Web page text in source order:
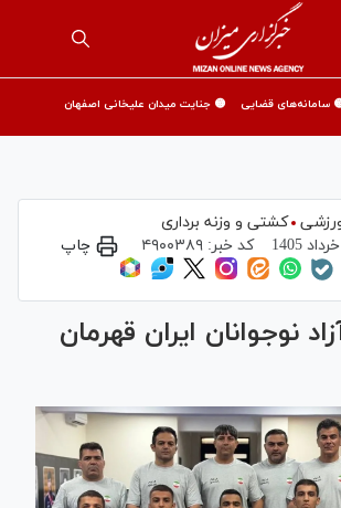
سامانه‌های قضایی 🟡 جنایت میدان علیخانی اصفهان
کشتی و وزنه برداری
کد خبر:۴۹۰۰۳۸۹ چاپ
نوجوانان ایران قهرمان